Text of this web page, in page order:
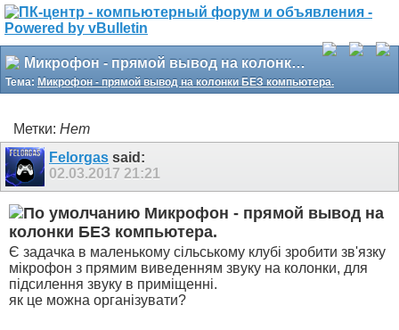
Микрофон - прямой вывод на колонки БЕЗ компьютера.
Тема: Микрофон - прямой вывод на колонки БЕЗ компьютера.
Метки: Нет
Felorgas said:
02.03.2017 21:21
Микрофон - прямой вывод на
колонки БЕЗ компьютера.
Є задачка в маленькому сільському клубі зробити зв'язку
мікрофон з прямим виведенням звуку на колонки, для
підсилення звуку в приміщенні.
як це можна організувати?